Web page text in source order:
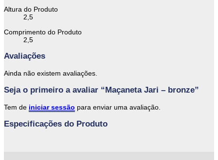
Altura do Produto
2,5
Comprimento do Produto
2,5
Avaliações
Ainda não existem avaliações.
Seja o primeiro a avaliar “Maçaneta Jari – bronze”
Tem de iniciar sessão para enviar uma avaliação.
Especificações do Produto